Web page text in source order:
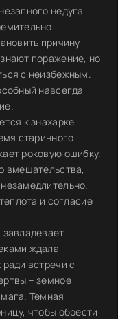
недуга
причину
поражение, но
с неизбежным.
навсегда
к знахарке,
старинного
роковую ошибку.
вмешательства,
и согласие
ждала
встречи с
– земное
Темная
чтобы обрести